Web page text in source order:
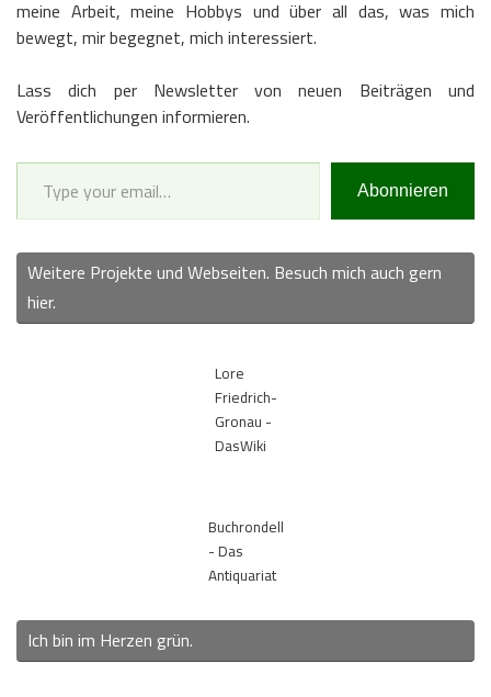
meine Arbeit, meine Hobbys und über all das, was mich
bewegt, mir begegnet, mich interessiert.
Lass dich per Newsletter von neuen Beiträgen und
Veröffentlichungen informieren.
Type your email…
Abonnieren
Weitere Projekte und Webseiten. Besuch mich auch gern
hier.
Lore
Friedrich-
Gronau -
DasWiki
Buchrondell
- Das
Antiquariat
Ich bin im Herzen grün.